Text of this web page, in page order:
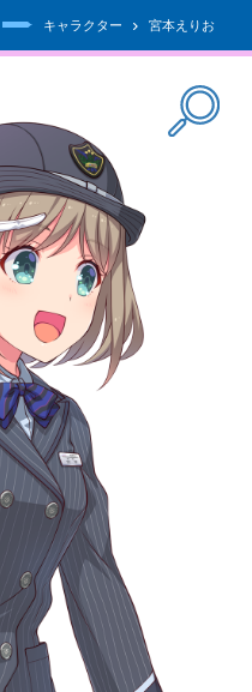
キャラクター 宮本えりお